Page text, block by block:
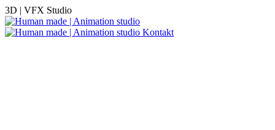
3D | VFX Studio
Kontakt